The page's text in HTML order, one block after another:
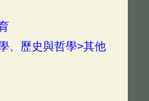
、歷史與哲學>其他